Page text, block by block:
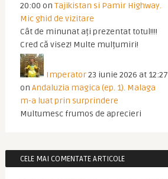
20:00 on Tajikistan si Pamir Highway.
Mic ghid de vizitare
Cât de minunat ați prezentat totul!!!!
Cred că visez! Multe mulțumiri!
Imperator23 iunie 2026 at 12:27
on Andaluzia magica (ep. 1). Malaga
m-a luat prin surprindere
Multumesc frumos de aprecieri
CELE MAI COMENTATE ARTICOLE